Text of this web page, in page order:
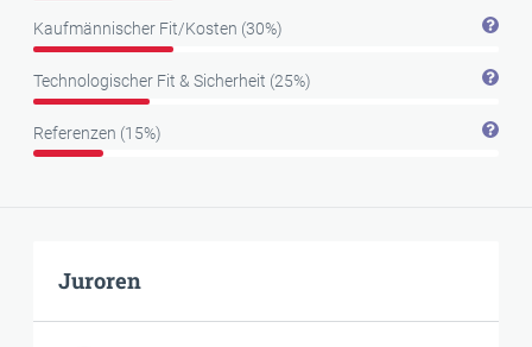
Kaufmännischer Fit/Kosten (30%)
Technologischer Fit & Sicherheit (25%)
Referenzen (15%)
Juroren